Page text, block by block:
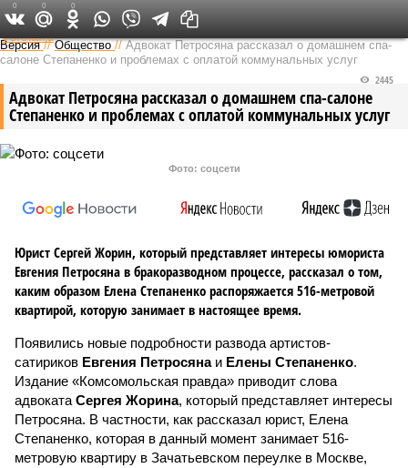
Федеральный выпуск
Версия //Общество //Адвокат Петросяна рассказал о домашнем спа-
салоне Степаненко и проблемах с оплатой коммунальных услуг
Адвокат Петросяна рассказал о домашнем спа-салоне
Степаненко и проблемах с оплатой коммунальных услуг
2445
Фото: соцсети
Юрист Сергей Жорин, который представляет интересы юмориста
Евгения Петросяна в бракоразводном процессе, рассказал о том,
каким образом Елена Степаненко распоряжается 516-метровой
квартирой, которую занимает в настоящее время.
Появились новые подробности развода артистов-
сатириков Евгения Петросянаи Елены Степаненко.
Издание «Комсомольская правда» приводит слова
адвоката Сергея Жорина, который представляет интересы
Петросяна. В частности, как рассказал юрист, Елена
Степаненко, которая в данный момент занимает 516-
метровую квартиру в Зачатьевском переулке в Москве,
0 0 0